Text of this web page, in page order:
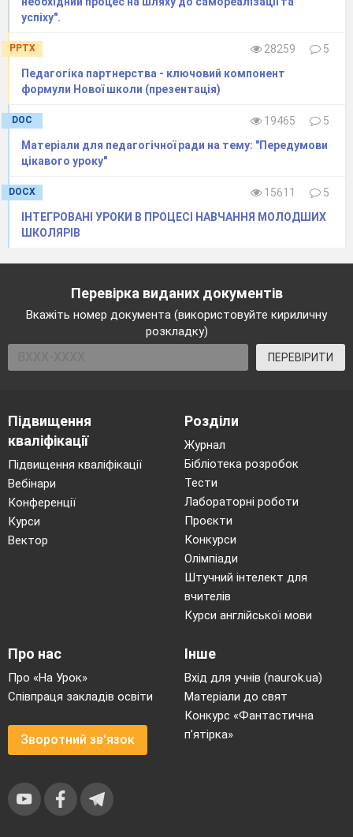
успіху".
PPTX 28259
5
Педагогіка партнерства - ключовий компонент
формули Нової школи (презентація)
DOC 19465
5
Матеріали для педагогічної ради на тему: "Передумови
цікавого уроку"
DOCX 15611
5
ІНТЕГРОВАНІ УРОКИ В ПРОЦЕСІ НАВЧАННЯ МОЛОДШИХ
ШКОЛЯРІВ
Перевірка виданих документів
Вкажіть номер документа (використовуйте кириличну
розкладку)
ПЕРЕВІРИТИ
Підвищення
кваліфікації
Підвищення кваліфікації
Вебінари
Конференції
Курси
Вектор
Розділи
Журнал
Бібліотека розробок
Тести
Лабораторні роботи
Проєкти
Конкурси
Олімпіади
Штучний інтелект для
вчителів
Курси англійської мови
Про нас
Про «На Урок»
Співпраця закладів освіти
Зворотний зв'язок
Інше
Вхід для учнів (naurok.ua)
Матеріали до свят
Конкурс «Фантастична
п’ятірка»